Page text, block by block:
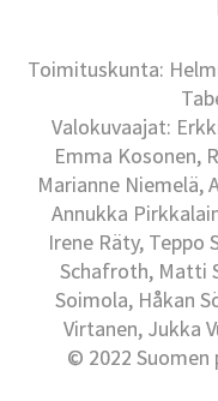
Toimituskunta:
Valokuvaajat:
Emma Kosonen,
Marianne Niemelä,
Annukka
Irene Räty, Teppo
Schafroth, Matti
Soimola, Håkan
Virtanen, Jukka
© 2022 Suomen